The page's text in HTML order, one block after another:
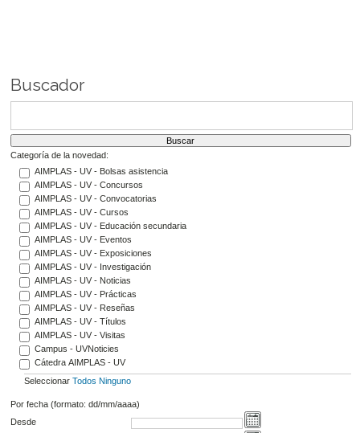
Buscador
Categoría de la novedad:
AIMPLAS - UV - Bolsas asistencia
AIMPLAS - UV - Concursos
AIMPLAS - UV - Convocatorias
AIMPLAS - UV - Cursos
AIMPLAS - UV - Educación secundaria
AIMPLAS - UV - Eventos
AIMPLAS - UV - Exposiciones
AIMPLAS - UV - Investigación
AIMPLAS - UV - Noticias
AIMPLAS - UV - Prácticas
AIMPLAS - UV - Reseñas
AIMPLAS - UV - Títulos
AIMPLAS - UV - Visitas
Campus - UVNoticies
Cátedra AIMPLAS - UV
Seleccionar Todos Ninguno
Por fecha (formato: dd/mm/aaaa)
Desde